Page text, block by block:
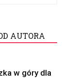
AUTORA
w góry dla